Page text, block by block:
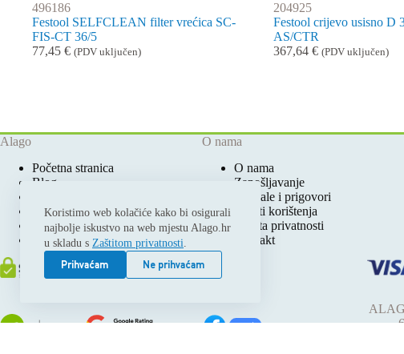
Koristimo web kolačiće kako bi osigurali
najbolje iskustvo na web mjestu Alago.hr
u skladu s Zaštitom privatnosti.
Prihvaćam
Ne prihvaćam
496186
Festool SELFCLEAN filter vrećica SC-
FIS-CT 36/5
77,45 € (PDV uključen)
204925
Festool crijevo usisno D
AS/CTR
367,64€ (PDV uključen)
Alago
Početna stranica
Blog
Prodajna mjesta
Katalozi i cjenici
Moj račun
O nama
O nama
Zapošljavanje
Pohvale i prigovori
Uvjeti korištenja
Zaštita privatnosti
Kontakt